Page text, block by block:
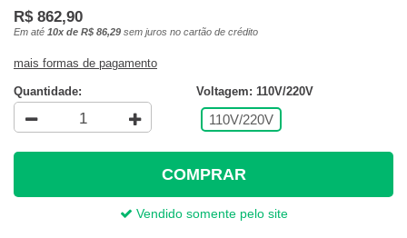
R$ 862,90
Em até 10x de R$ 86,29 sem juros no cartão de crédito
mais formas de pagamento
Quantidade: Voltagem: 110V/220V
110V/220V
COMPRAR
Vendido somente pelo site